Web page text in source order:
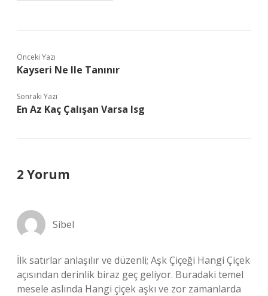
Önceki Yazı
Kayseri Ne Ile Tanınır
Sonraki Yazı
En Az Kaç Çalışan Varsa Isg
2 Yorum
Sibel
İlk satırlar anlaşılır ve düzenli; Aşk Çiçeği Hangi Çiçek
açısından derinlik biraz geç geliyor. Buradaki temel
mesele aslında Hangi çiçek aşkı ve zor zamanlarda